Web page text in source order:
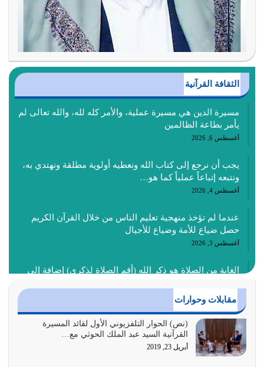
الثقافة القرآنية
مسيرة الدين هي مسيرة عملية، والأمر كله لله، والله تعالى لم
يأمر بطاعة الظالمين
أغسطس 6, 2026
يجب أن نرجع إلى كتاب الله ونعطيه أولوية مطلقة ونهتدي به،
ونتبعه إتباعاً عملياً كما هو…
أغسطس 4, 2026
عندما لم تؤخذ منهجية تعليم الناس من خلال القرآن الكريم
حصل ضياع للأمة وضياع للأجيال
أغسطس 3, 2026
الغاية من الصلاة هو ذكر الله (أقم الصلاة لذكري) إضافة إلى
أغسطس 2, 2026
السبب الرئيسي لشقاء الأمة الابتعاد عن كتاب الله والتعدي
لحدود الله بالإضافات للدين
أغسطس 1, 2026
مقابلات وحوارات
(نص) الحوار التلفزيوني الأول لقائد المسيرة
القرآنية السيد عبد الملك الحوثي مع…
أبريل 23, 2019